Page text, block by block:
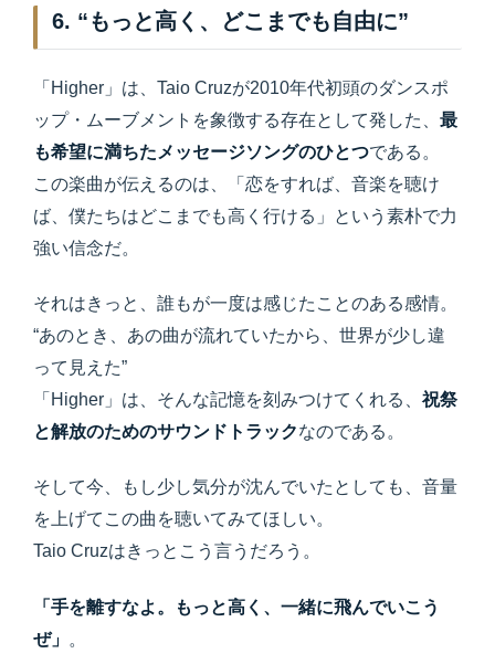
6. “もっと高く、どこまでも自由に”
「Higher」は、Taio Cruzが2010年代初頭のダンスポ
ップ・ムーブメントを象徴する存在として発した、 最
も希望に満ちたメッセージソングのひとつである。
この楽曲が伝えるのは、「恋をすれば、音楽を聴け
ば、僕たちはどこまでも高く行ける」という素朴で力
強い信念だ。
それはきっと、誰もが一度は感じたことのある感情。
“あのとき、あの曲が流れていたから、世界が少し違
って見えた”
「Higher」は、そんな記憶を刻みつけてくれる、 祝祭
と解放のためのサウンドトラックなのである。
そして今、もし少し気分が沈んでいたとしても、音量
を上げてこの曲を聴いてみてほしい。
Taio Cruzはきっとこう言うだろう。
「手を離すなよ。もっと高く、一緒に飛んでいこう
ぜ」
。